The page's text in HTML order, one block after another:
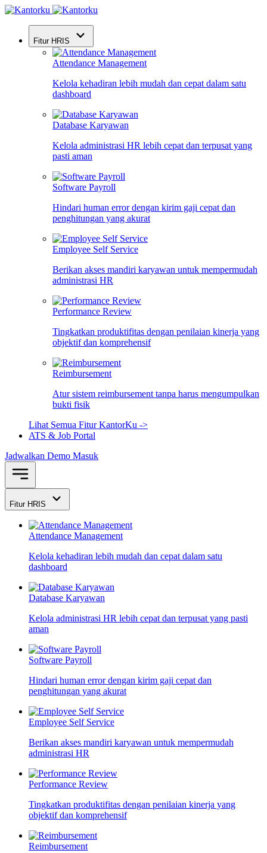
Fitur HRIS
Attendance Management
Kelola kehadiran lebih mudah dan cepat dalam satu
dashboard
Database Karyawan
Kelola administrasi HR lebih cepat dan terpusat yang
pasti aman
Software Payroll
Hindari human error dengan kirim gaji cepat dan
penghitungan yang akurat
Employee Self Service
Berikan akses mandiri karyawan untuk mempermudah
administrasi HR
Performance Review
Tingkatkan produktifitas dengan penilaian kinerja yang
objektif dan komprehensif
Reimbursement
Atur sistem reimbursement tanpa harus mengumpulkan
bukti fisik
Lihat Semua Fitur KantorKu ->
ATS & Job Portal
Jadwalkan Demo Masuk
Fitur HRIS
Attendance Management
Kelola kehadiran lebih mudah dan cepat dalam satu
dashboard
Database Karyawan
Kelola administrasi HR lebih cepat dan terpusat yang pasti
aman
Software Payroll
Hindari human error dengan kirim gaji cepat dan
penghitungan yang akurat
Employee Self Service
Berikan akses mandiri karyawan untuk mempermudah
administrasi HR
Performance Review
Tingkatkan produktifitas dengan penilaian kinerja yang
objektif dan komprehensif
Reimbursement